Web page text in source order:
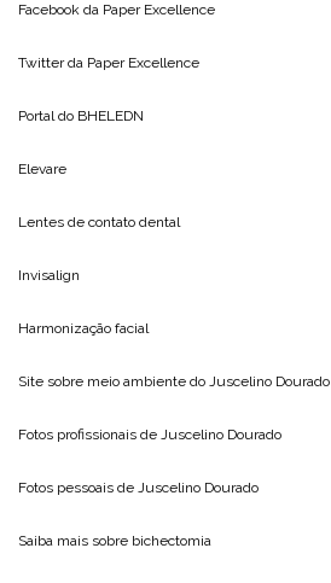
Facebook da Paper Excellence
Twitter da Paper Excellence
Portal do BHELEDN
Elevare
Lentes de contato dental
Invisalign
Harmonização facial
Site sobre meio ambiente do Juscelino Dourado
Fotos profissionais de Juscelino Dourado
Fotos pessoais de Juscelino Dourado
Saiba mais sobre bichectomia